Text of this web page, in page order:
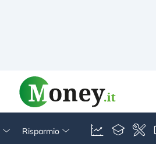
Risparmio